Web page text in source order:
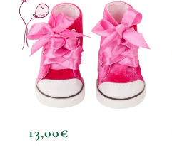
13,00€